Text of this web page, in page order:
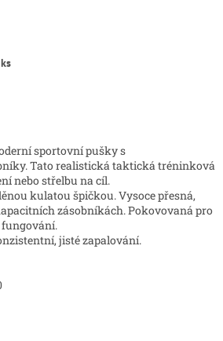
sportovní pušky s
Tato realistická taktická tréninková
nebo střelbu na cíl.
kulatou špičkou. Vysoce přesná,
zásobníkách.Pokovovaná pro
jisté zapalování.